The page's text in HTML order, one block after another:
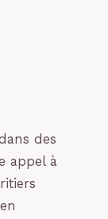
des
appel à